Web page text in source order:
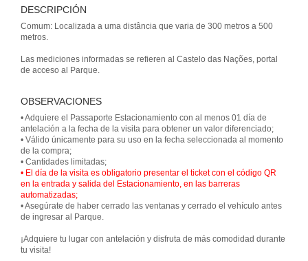
DESCRIPCIÓN
Comum: Localizada a uma distância que varia de 300 metros a 500
metros.
Las mediciones informadas se refieren al Castelo das Nações, portal
de acceso al Parque.
OBSERVACIONES
• Adquiere el Passaporte Estacionamiento con al menos 01 día de
antelación a la fecha de la visita para obtener un valor diferenciado;
• Válido únicamente para su uso en la fecha seleccionada al momento
de la compra;
• El día de la visita es obligatorio presentar el ticket con el código QR
en la entrada y salida del Estacionamiento, en las barreras
automatizadas;
• Asegúrate de haber cerrado las ventanas y cerrado el vehículo antes
de ingresar al Parque.
¡Adquiere tu lugar con antelación y disfruta de más comodidad durante
tu visita!